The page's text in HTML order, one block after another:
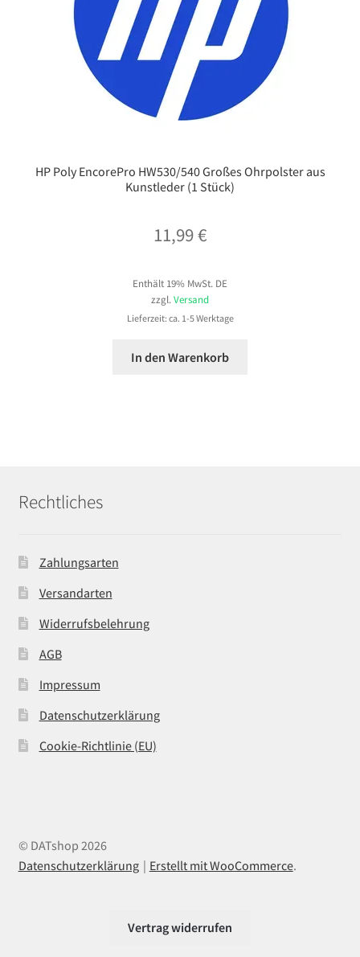
HP Poly EncorePro HW530/540 Großes Ohrpolster aus
Kunstleder (1 Stück)
11,99€
Enthält 19% MwSt. DE
zzgl. Versand
Lieferzeit: ca. 1-5 Werktage
In den Warenkorb
Rechtliches
Zahlungsarten
Versandarten
Widerrufsbelehrung
AGB
Impressum
Datenschutzerklärung
Cookie-Richtlinie (EU)
© DATshop 2026
Datenschutzerklärung
Erstellt mit WooCommerce.
Vertrag widerrufen